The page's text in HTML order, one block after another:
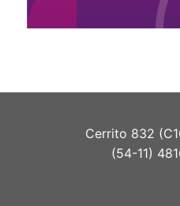
Cerrito 832
(54-11)